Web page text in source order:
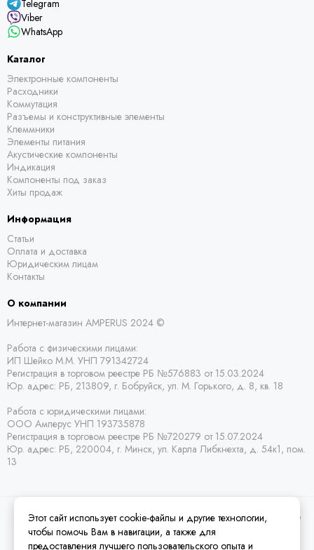
Telegram
Viber
WhatsApp
Каталог
Электронные компоненты
Расходники
Коммутация
Разъемы и конструктивные элементы
Клеммники
Элементы питания
Акустические компоненты
Индикация
Компоненты под заказ
Хиты продаж
Информация
Статьи
Оплата и доставка
Юридическим лицам
Контакты
О компании
Интернет-магазин AMPERUS 2024 ©
Работа с физическими лицами:
ИП Шейко М.М. УНП 791342724
Регистрация в торговом реестре РБ №576883 от 15.03.2024
Юр. адрес: РБ, 213809, г. Бобруйск, ул. М. Горького, д. 8, кв. 18
Работа с юридическими лицами:
ООО Амперус УНП 193735878
Регистрация в торговом реестре РБ №720279 от 15.07.2024
Юр. адрес: РБ, 220004, г. Минск, ул. Карла Либкнехта, д. 54к1, пом.
13
2026 © Amperus Радиодетали Минск | купить в розницу, оптом и почтой по
Беларуси.Карта сайта
Этот сайт использует cookie-файлы и другие технологии,
чтобы помочь Вам в навигации, а также для
предоставления лучшего пользовательского опыта и